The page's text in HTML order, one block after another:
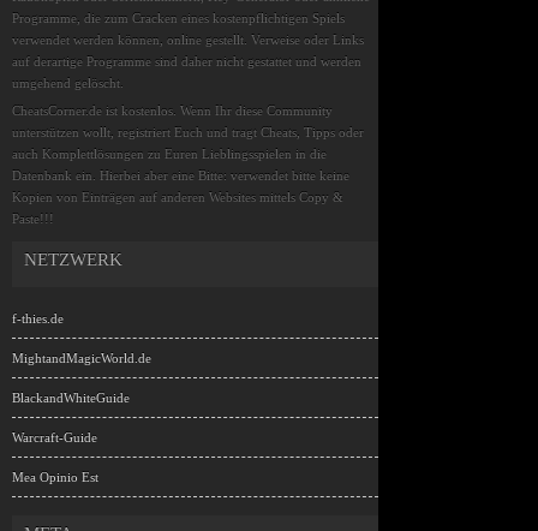
Programme, die zum Cracken eines kostenpflichtigen Spiels
verwendet werden können, online gestellt. Verweise oder Links
auf derartige Programme sind daher nicht gestattet und werden
umgehend gelöscht.
CheatsCorner.de ist kostenlos. Wenn Ihr diese Community
unterstützen wollt, registriert Euch und tragt Cheats, Tipps oder
auch Komplettlösungen zu Euren Lieblingsspielen in die
Datenbank ein. Hierbei aber eine Bitte: verwendet bitte keine
Kopien von Einträgen auf anderen Websites mittels Copy &
Paste!!!
NETZWERK
f-thies.de
MightandMagicWorld.de
BlackandWhiteGuide
Warcraft-Guide
Mea Opinio Est